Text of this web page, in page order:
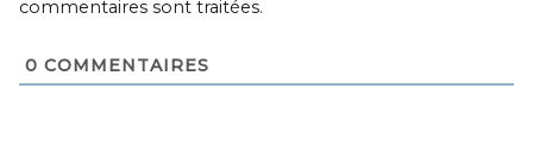
commentaires sont traitées.
0 COMMENTAIRES